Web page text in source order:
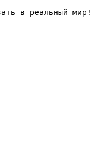
в реальный мир!